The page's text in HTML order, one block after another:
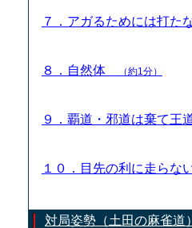
７．アガるためには打た
８．自然体 （約1分）
９．覇道・邪道は棄て王
１０．目先の利に走らな
対局姿勢（土田の麻雀道）